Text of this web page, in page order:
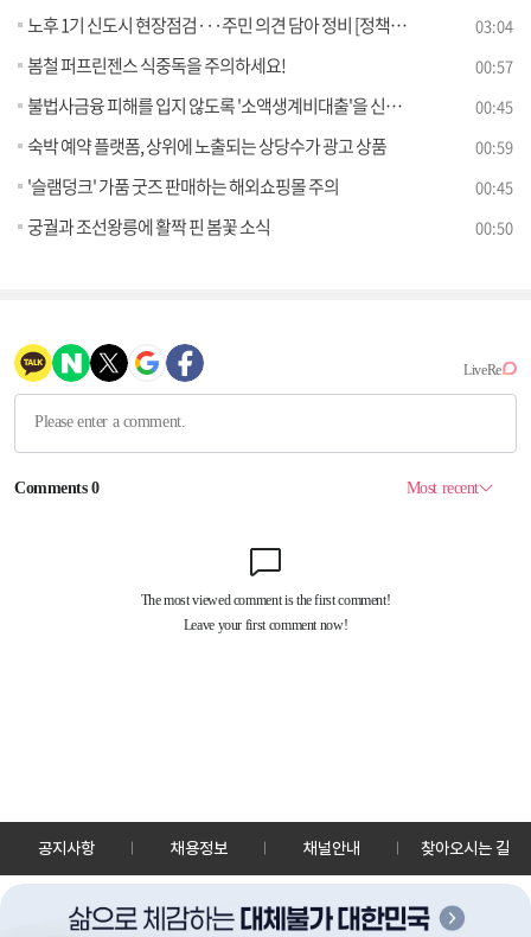
노후 1기 신도시 현장점검···주민 의견 담아 정비 [정책현장+] 03:04
봄철 퍼프린젠스 식중독을 주의하세요! 00:57
불법사금융 피해를 입지 않도록 '소액생계비대출'을 신청하세요 00:45
숙박 예약 플랫폼, 상위에 노출되는 상당수가 광고 상품 00:59
'슬램덩크' 가품 굿즈 판매하는 해외쇼핑몰 주의 00:45
궁궐과 조선왕릉에 활짝 핀 봄꽃 소식 00:50
공지사항 채용정보 채널안내 찾아오시는 길
30128 세종특별자치시 정부2청사로 13 한국정책방송원 KTV
TEL: 044-204-8000